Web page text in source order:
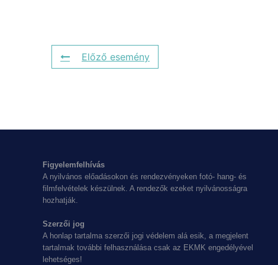
Előző esemény
Figyelemfelhívás
A nyilvános előadásokon és rendezvényeken fotó- hang- és
filmfelvételek készülnek. A rendezők ezeket nyilvánosságra
hozhatják.
Szerzői jog
A honlap tartalma szerzői jogi védelem alá esik, a megjelent
tartalmak további felhasználása csak az EKMK engedélyével
lehetséges!